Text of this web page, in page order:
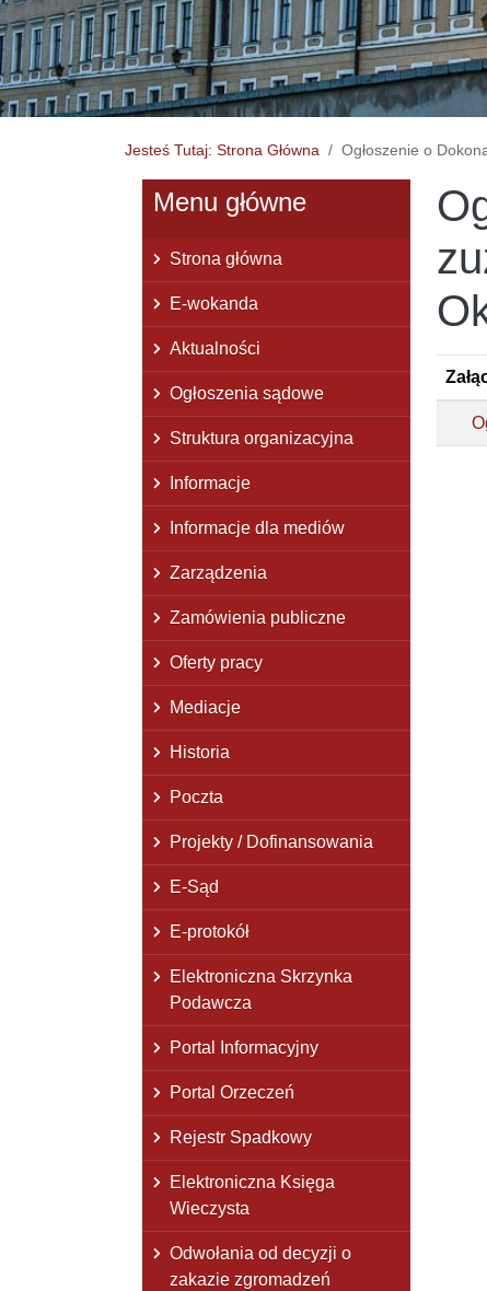
Jesteś Tutaj: Strona Główna Ogłoszenie o
Menu główne
Strona główna
E-wokanda
Aktualności
Ogłoszenia sądowe
Struktura organizacyjna
Informacje
Informacje dla mediów
Zarządzenia
Zamówienia publiczne
Oferty pracy
Mediacje
Historia
Poczta
Projekty / Dofinansowania
E-Sąd
E-protokół
Elektroniczna Skrzynka
Podawcza
Portal Informacyjny
Portal Orzeczeń
Rejestr Spadkowy
Elektroniczna Księga
Wieczysta
Odwołania od decyzji o
zakazie zgromadzeń